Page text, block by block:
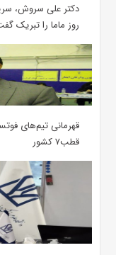
دکتر علی سروش،
روز ماما را تبریک
قهرمانی تیم‌های
قطب۷ کشور